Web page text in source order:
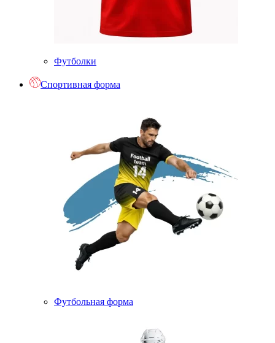
Футболки
Спортивная форма
Футбольная форма